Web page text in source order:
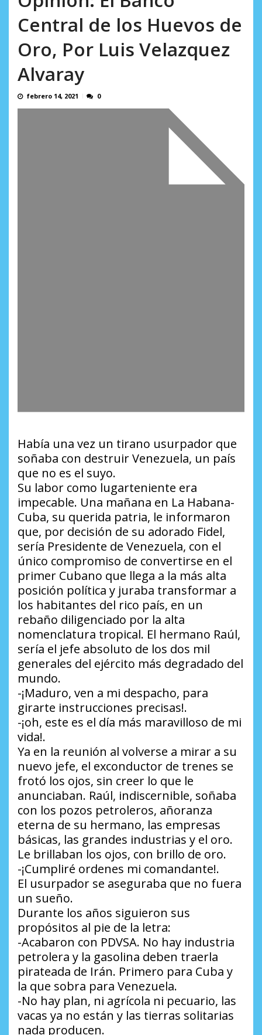
Central de los Huevos de
Oro, Por Luis Velazquez
Alvaray
febrero 14, 2021 0
Había una vez un tirano usurpador que
soñaba con destruir Venezuela, un país
que no es el suyo.
Su labor como lugarteniente era
impecable. Una mañana en La Habana-
Cuba, su querida patria, le informaron
que, por decisión de su adorado Fidel,
sería Presidente de Venezuela, con el
único compromiso de convertirse en el
primer Cubano que llega a la más alta
posición política y juraba transformar a
los habitantes del rico país, en un
rebaño diligenciado por la alta
nomenclatura tropical. El hermano Raúl,
sería el jefe absoluto de los dos mil
generales del ejército más degradado del
mundo.
-¡Maduro, ven a mi despacho, para
girarte instrucciones precisas!.
-¡oh, este es el día más maravilloso de mi
vida!.
Ya en la reunión al volverse a mirar a su
nuevo jefe, el exconductor de trenes se
frotó los ojos, sin creer lo que le
anunciaban. Raúl, indiscernible, soñaba
con los pozos petroleros, añoranza
eterna de su hermano, las empresas
básicas, las grandes industrias y el oro.
Le brillaban los ojos, con brillo de oro.
-¡Cumpliré ordenes mi comandante!.
El usurpador se aseguraba que no fuera
un sueño.
Durante los años siguieron sus
propósitos al pie de la letra:
-Acabaron con PDVSA. No hay industria
petrolera y la gasolina deben traerla
pirateada de Irán. Primero para Cuba y
la que sobra para Venezuela.
-No hay plan, ni agrícola ni pecuario, las
vacas ya no están y las tierras solitarias
nada producen.